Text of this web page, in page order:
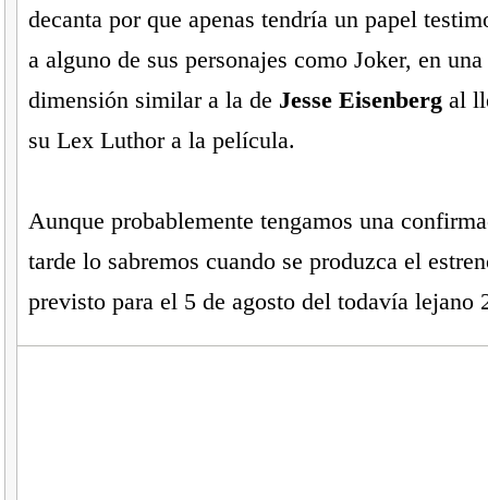
decanta por que apenas tendría un papel
a alguno de sus personajes como Joker, en
dimensión similar a la de Jesse Eisenbergal
su Lex Luthor a la película.
Aunque probablemente tengamos una
tarde lo sabremos cuando se produzca el
previsto para el 5 de agosto del todavía lejano